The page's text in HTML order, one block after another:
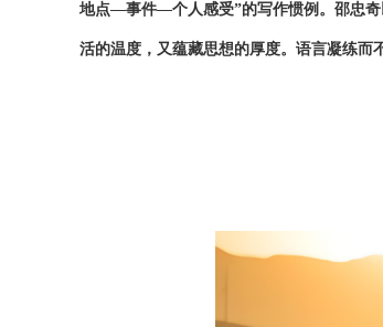
地点—事件—个人感受”的写作惯例。邵忠奇
活的温度，又蕴藏思想的厚度。语言凝练而